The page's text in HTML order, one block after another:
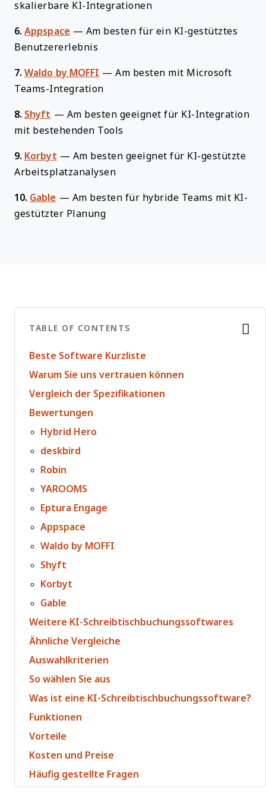
skalierbare KI-Integrationen
6. Appspace — Am besten für ein KI-gestütztes
Benutzererlebnis
7. Waldo by MOFFI —Am besten mit Microsoft
Teams-Integration
8. Shyft — Am besten geeignet für KI-Integration
mit bestehenden Tools
9. Korbyt — Am besten geeignet für KI-gestützte
Arbeitsplatzanalysen
10. Gable — Am besten für hybride Teams mit KI-
gestützter Planung
TABLE OF CONTENTS
Beste Software Kurzliste
Warum Sie uns vertrauen können
Vergleich der Spezifikationen
Bewertungen
Hybrid Hero
deskbird
Robin
YAROOMS
Eptura Engage
Appspace
Waldo by MOFFI
Shyft
Korbyt
Gable
Weitere KI-Schreibtischbuchungssoftwares
Ähnliche Vergleiche
Auswahlkriterien
So wählen Sie aus
Was ist eine KI-Schreibtischbuchungssoftware?
Funktionen
Vorteile
Kosten und Preise
Häufig gestellte Fragen